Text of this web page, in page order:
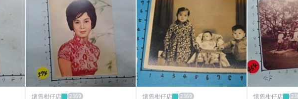
懷舊柑仔店 懷舊柑仔店 懷舊柑仔店